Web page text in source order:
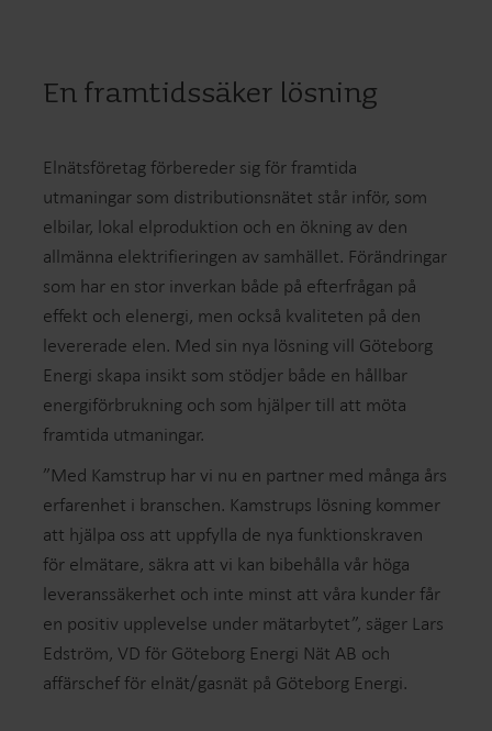
En framtidssäker lösning
Elnätsföretag förbereder sig för framtida
utmaningar som distributionsnätet står inför, som
elbilar, lokal elproduktion och en ökning av den
allmänna elektrifieringen av samhället. Förändringar
som har en stor inverkan både på efterfrågan på
effekt och elenergi, men också kvaliteten på den
levererade elen. Med sin nya lösning vill Göteborg
Energi skapa insikt som stödjer både en hållbar
energiförbrukning och som hjälper till att möta
framtida utmaningar.
”Med Kamstrup har vi nu en partner med många års
erfarenhet i branschen. Kamstrups lösning kommer
att hjälpa oss att uppfylla de nya funktionskraven
för elmätare, säkra att vi kan bibehålla vår höga
leveranssäkerhet och inte minst att våra kunder får
en positiv upplevelse under mätarbytet”, säger Lars
Edström, VD för Göteborg Energi Nät AB och
affärschef för elnät/gasnät på Göteborg Energi.